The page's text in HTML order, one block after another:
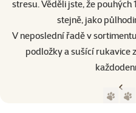
stresu. Věděli jste, že
stejně, jako
V neposlední řadě v
podložky a sušící rukavice